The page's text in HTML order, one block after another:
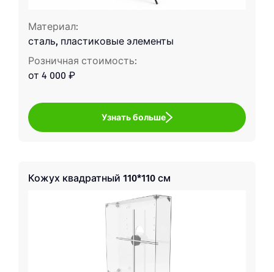
Материал:
сталь, пластиковые элементы
Розничная стоимость:
от 4 000 ₽
Узнать больше
Кожух квадратный 110*110 см